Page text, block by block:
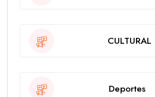
CULTURAL
Deportes